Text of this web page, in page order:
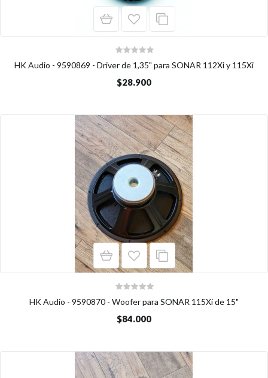
HK Audio - 9590869 - Driver de 1,35" para SONAR 112Xi y 115Xi
$28.900
HK Audio - 9590870 - Woofer para SONAR 115Xi de 15"
$84.000